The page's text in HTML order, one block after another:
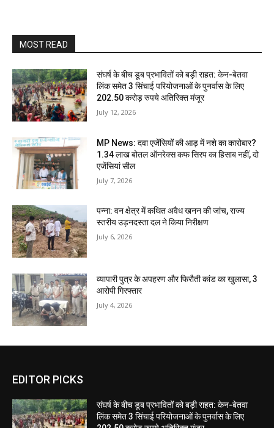
MOST READ
संघर्ष के बीच डूब प्रभावितों को बड़ी राहत: केन-बेतवा
लिंक समेत 3 सिंचाई परियोजनाओं के पुनर्वास के लिए
202.50 करोड़ रुपये अतिरिक्त मंजूर
July 12, 2026
MP News: दवा एजेंसियों की आड़ में नशे का कारोबार?
1.34 लाख बोतल ऑनरेक्स कफ सिरप का हिसाब नहीं, दो
एजेंसियां सील
July 7, 2026
पन्ना: वन क्षेत्र में कथित अवैध खनन की जांच, राज्य
स्तरीय उड़नदस्ता दल ने किया निरीक्षण
July 6, 2026
व्यापारी पुत्र के अपहरण और फिरौती कांड का खुलासा, 3
आरोपी गिरफ्तार
July 4, 2026
EDITOR PICKS
संघर्ष के बीच डूब प्रभावितों को बड़ी राहत: केन-बेतवा
लिंक समेत 3 सिंचाई परियोजनाओं के पुनर्वास के लिए